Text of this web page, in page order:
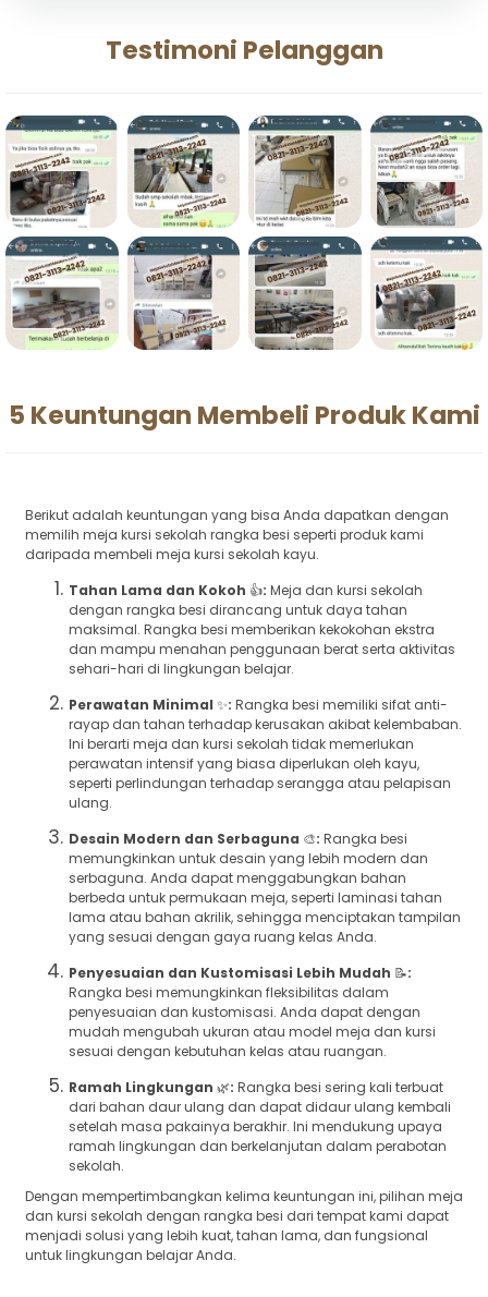
Testimoni Pelanggan
5 Keuntungan Membeli Produk Kami
Berikut adalah keuntungan yang bisa Anda dapatkan dengan
memilih meja kursi sekolah rangka besi seperti produk kami
daripada membeli meja kursi sekolah kayu.
Tahan Lama dan Kokoh 👍: Meja dan kursi sekolah
dengan rangka besi dirancang untuk daya tahan
maksimal. Rangka besi memberikan kekokohan ekstra
dan mampu menahan penggunaan berat serta aktivitas
sehari-hari di lingkungan belajar.
Perawatan Minimal ✨: Rangka besi memiliki sifat anti-
rayap dan tahan terhadap kerusakan akibat kelembaban.
Ini berarti meja dan kursi sekolah tidak memerlukan
perawatan intensif yang biasa diperlukan oleh kayu,
seperti perlindungan terhadap serangga atau pelapisan
ulang.
Desain Modern dan Serbaguna 🎨: Rangka besi
memungkinkan untuk desain yang lebih modern dan
serbaguna. Anda dapat menggabungkan bahan
berbeda untuk permukaan meja, seperti laminasi tahan
lama atau bahan akrilik, sehingga menciptakan tampilan
yang sesuai dengan gaya ruang kelas Anda.
Penyesuaian dan Kustomisasi Lebih Mudah 📝:
Rangka besi memungkinkan fleksibilitas dalam
penyesuaian dan kustomisasi. Anda dapat dengan
mudah mengubah ukuran atau model meja dan kursi
sesuai dengan kebutuhan kelas atau ruangan.
Ramah Lingkungan 🌿: Rangka besi sering kali terbuat
dari bahan daur ulang dan dapat didaur ulang kembali
setelah masa pakainya berakhir. Ini mendukung upaya
ramah lingkungan dan berkelanjutan dalam perabotan
sekolah.
Dengan mempertimbangkan kelima keuntungan ini, pilihan meja
dan kursi sekolah dengan rangka besi dari tempat kami dapat
menjadi solusi yang lebih kuat, tahan lama, dan fungsional
untuk lingkungan belajar Anda.